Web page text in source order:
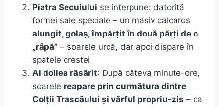
Piatra Secuiului se interpune: datorită
formei sale speciale – un masiv calcaros
alungit, golaș, împărțit în două părți de o
„râpă” – soarele urcă, dar apoi dispare în
spatele crestei
Al doilea răsărit: După câteva minute-ore,
soarele reapare prin curmătura dintre
Colții Trascăului și vârful propriu-zis – ca